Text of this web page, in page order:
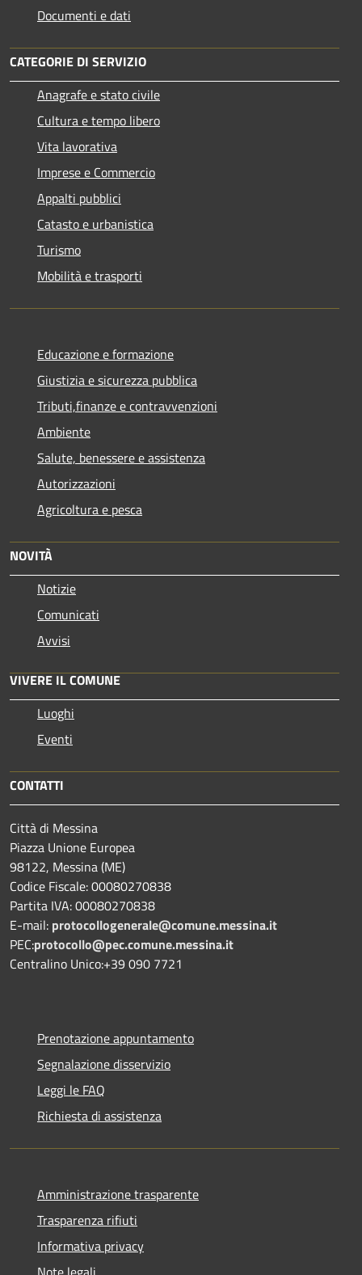
Documenti e dati
CATEGORIE DI SERVIZIO
Anagrafe e stato civile
Cultura e tempo libero
Vita lavorativa
Imprese e Commercio
Appalti pubblici
Catasto e urbanistica
Turismo
Mobilità e trasporti
Educazione e formazione
Giustizia e sicurezza pubblica
Tributi,finanze e contravvenzioni
Ambiente
Salute, benessere e assistenza
Autorizzazioni
Agricoltura e pesca
NOVITÀ
Notizie
Comunicati
Avvisi
VIVERE IL COMUNE
Luoghi
Eventi
CONTATTI
Città di Messina
Piazza Unione Europea
98122, Messina (ME)
Codice Fiscale: 00080270838
Partita IVA: 00080270838
E-mail: protocollogenerale@comune.messina.it
PEC:protocollo@pec.comune.messina.it
Centralino Unico:+39 090 7721
Prenotazione appuntamento
Segnalazione disservizio
Leggi le FAQ
Richiesta di assistenza
Amministrazione trasparente
Trasparenza rifiuti
Informativa privacy